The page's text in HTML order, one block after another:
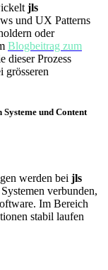
jls
und UX Patterns
oder
Blogbeitrag zum
dieser Prozess
grösseren
und Content
werden bei jls
verbunden,
Im Bereich
stabil laufen